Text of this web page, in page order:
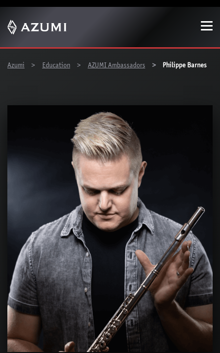
Diese Meldung nicht mehr anzeigen
Azumi
Education AZUMI Ambassadors Philippe Barnes